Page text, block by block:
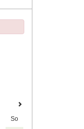
So